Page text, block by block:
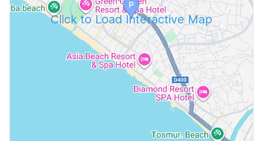
Click to Load Interactive Map